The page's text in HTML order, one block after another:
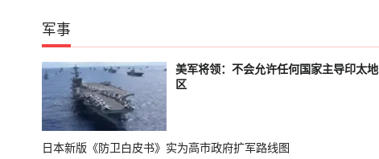
军事
美军将领：不会允许任何国家主导印太地
区
日本新版《防卫白皮书》实为高市政府扩军路线图